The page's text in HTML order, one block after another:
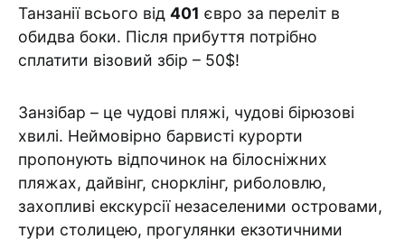
Танзанії всього від 401 євро за переліт в
обидва боки. Після прибуття потрібно
сплатити візовий збір – 50$!
Занзібар – це чудові пляжі, чудові бірюзові
хвилі. Неймовірно барвисті курорти
пропонують відпочинок на білосніжних
пляжах, дайвінг, снорклінг, риболовлю,
захопливі екскурсії незаселеними островами,
тури столицею, прогулянки екзотичними